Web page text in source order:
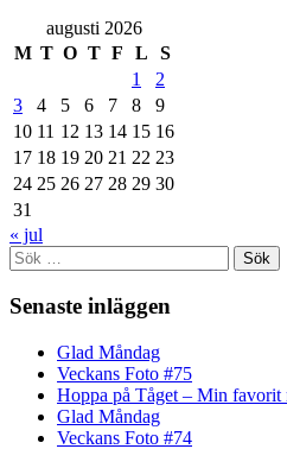
augusti 2026
M T O T F L
S
1
2
3
4 5 6 7 8
9
10 11 12 13 14 15 16
17 18 19 20 21 22 23
24 25 26 27 28 29 30
31
« jul
Sök
efter:
Senaste inläggen
Glad Måndag
Veckans Foto #75
Hoppa på Tåget – Min favorit
Glad Måndag
Veckans Foto #74